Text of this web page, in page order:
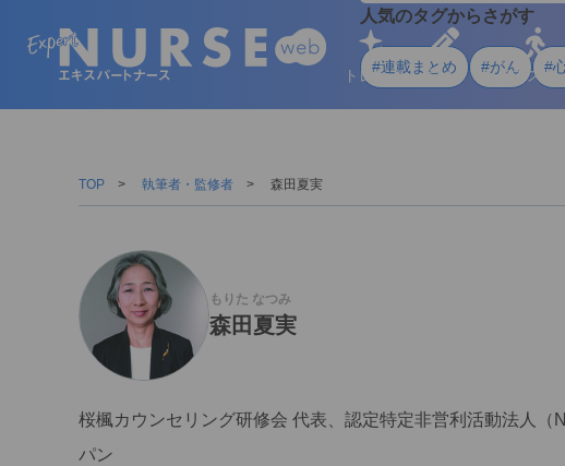
人気のタグからさがす
#連載まとめ #がん #
トレンド
学ぶ ライフスタ
TOP 執筆者・監修者 森田夏実
もりた なつみ
森田夏実
桜楓カウンセリング研修会 代表、認定特定非営利活動法人（
パン